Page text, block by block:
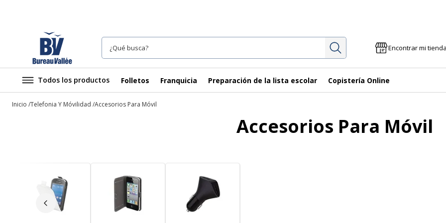
InvestigaciónEncontrar mi tienda
Todos los productos Folletos Franquicia Preparación de la lista escolar Copistería Online
Inicio Telefonia Y Móvilidad Accesorios Para Móvil
Accesorios Para Móvil
Diapositiva anterior